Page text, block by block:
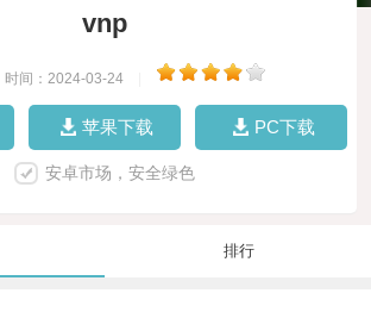
vnp
时间：2024-03-24
苹果下载 PC下载
安卓市场，安全绿色
排行